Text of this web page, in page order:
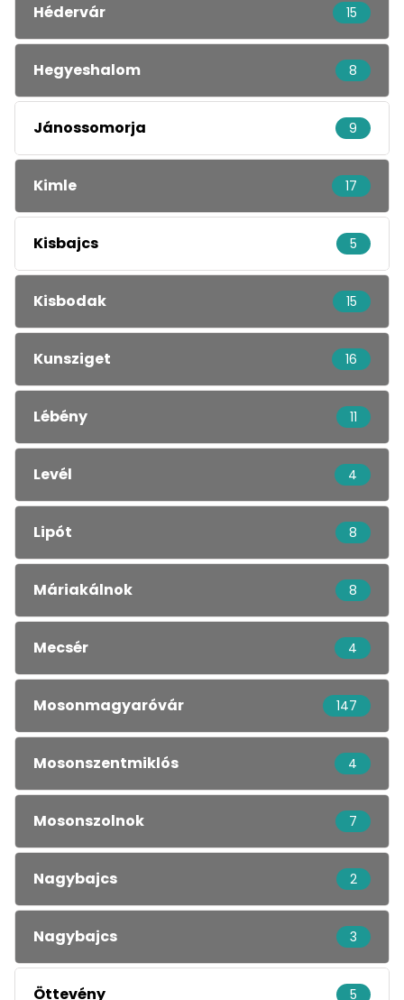
Hédervár 15
Hegyeshalom 8
Jánossomorja 9
Kimle 17
Kisbajcs 5
Kisbodak 15
Kunsziget 16
Lébény 11
Levél 4
Lipót 8
Máriakálnok 8
Mecsér 4
Mosonmagyaróvár 147
Mosonszentmiklós 4
Mosonszolnok 7
Nagybajcs 2
Nagybajcs 3
Öttevény 5